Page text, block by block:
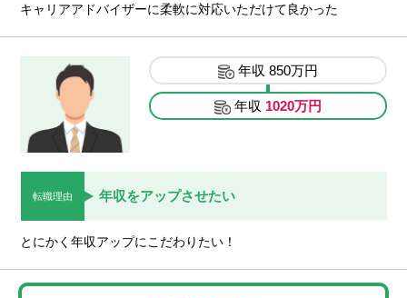
キャリアアドバイザーに柔軟に対応いただけて良かった
年収850万円
年収 1020万円
転職理由 年収をアップさせたい
とにかく年収アップにこだわりたい！